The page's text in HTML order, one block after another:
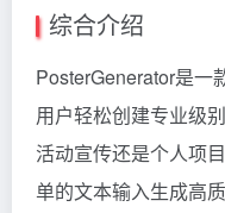
综合介绍
PosterGenerator是一
用户轻松创建专业级
活动宣传还是个人项
单的文本输入生成高